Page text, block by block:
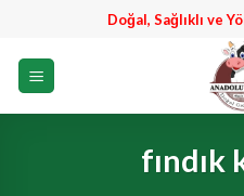
Doğal, Sağlıklı ve
fındık